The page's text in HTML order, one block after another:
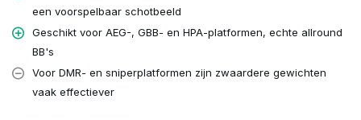
een voorspelbaar schotbeeld
Geschikt voor AEG-, GBB- en HPA-platformen, echte allround
BB's
Voor DMR- en sniperplatformen zijn zwaardere gewichten
vaak effectiever